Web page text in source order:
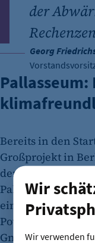
Wir
Wir verwenden
der
Georg
Bereits in den
Großprojekt in
Pallasseum in
einem
Power and Air
GmbH, einer